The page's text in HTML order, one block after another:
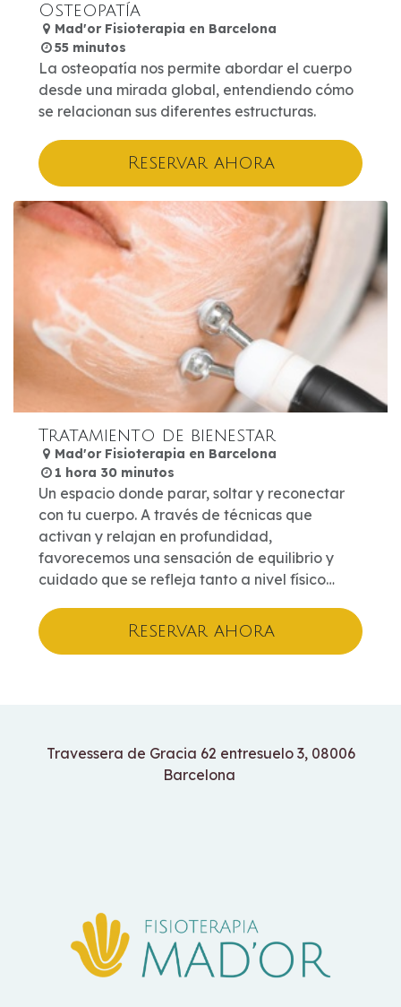
Osteopatía
Mad'or Fisioterapia en Barcelona
55 minutos
La osteopatía nos permite abordar el cuerpo
desde una mirada global, entendiendo cómo
se relacionan sus diferentes estructuras.
Reservar ahora
Tratamiento de bienestar
Mad'or Fisioterapia en Barcelona
1 hora 30 minutos
Un espacio donde parar, soltar y reconectar
con tu cuerpo. A través de técnicas que
activan y relajan en profundidad,
favorecemos una sensación de equilibrio y
cuidado que se refleja tanto a nivel físico
Reservar ahora
Travessera de Gracia 62 entresuelo 3, 08006
Barcelona